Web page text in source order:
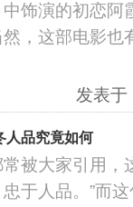
饰演的初恋阿
，这部电影也
发表
人品究竟如何
被大家引用，
于人品。”而